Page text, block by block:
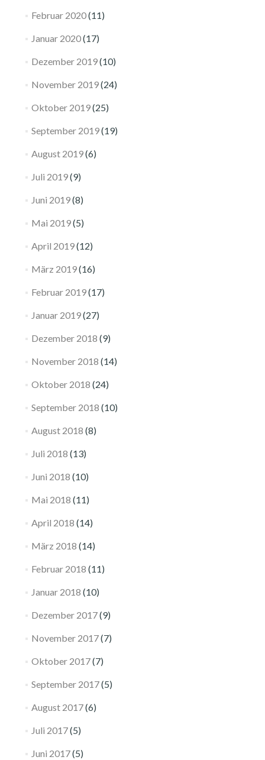
Februar 2020(11)
Januar 2020(17)
Dezember 2019(10)
November 2019(24)
Oktober 2019(25)
September 2019(19)
August 2019(6)
Juli 2019(9)
Juni 2019(8)
Mai 2019(5)
April 2019(12)
März 2019(16)
Februar 2019(17)
Januar 2019(27)
Dezember 2018 (9)
November 2018 (14)
Oktober 2018 (24)
September 2018 (10)
August 2018 (8)
Juli 2018 (13)
Juni 2018 (10)
Mai 2018 (11)
April 2018 (14)
März 2018 (14)
Februar 2018 (11)
Januar 2018 (10)
Dezember 2017(9)
November 2017(7)
Oktober 2017(7)
September 2017(5)
August 2017(6)
Juli 2017(5)
Juni 2017(5)